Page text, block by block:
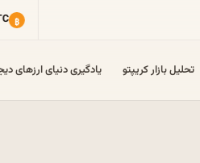
تحلیل بازار کریپتو یادگیری دنیای ارزهای